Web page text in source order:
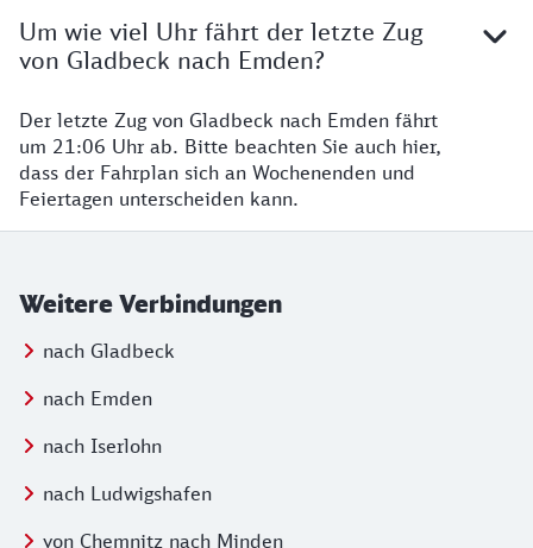
Um wie viel Uhr fährt der letzte Zug
von Gladbeck nach Emden?
Der letzte Zug von Gladbeck nach Emden fährt
um 21:06 Uhr ab. Bitte beachten Sie auch hier,
dass der Fahrplan sich an Wochenenden und
Feiertagen unterscheiden kann.
Weitere Verbindungen
nach Gladbeck
nach Emden
nach Iserlohn
nach Ludwigshafen
von Chemnitz nach Minden